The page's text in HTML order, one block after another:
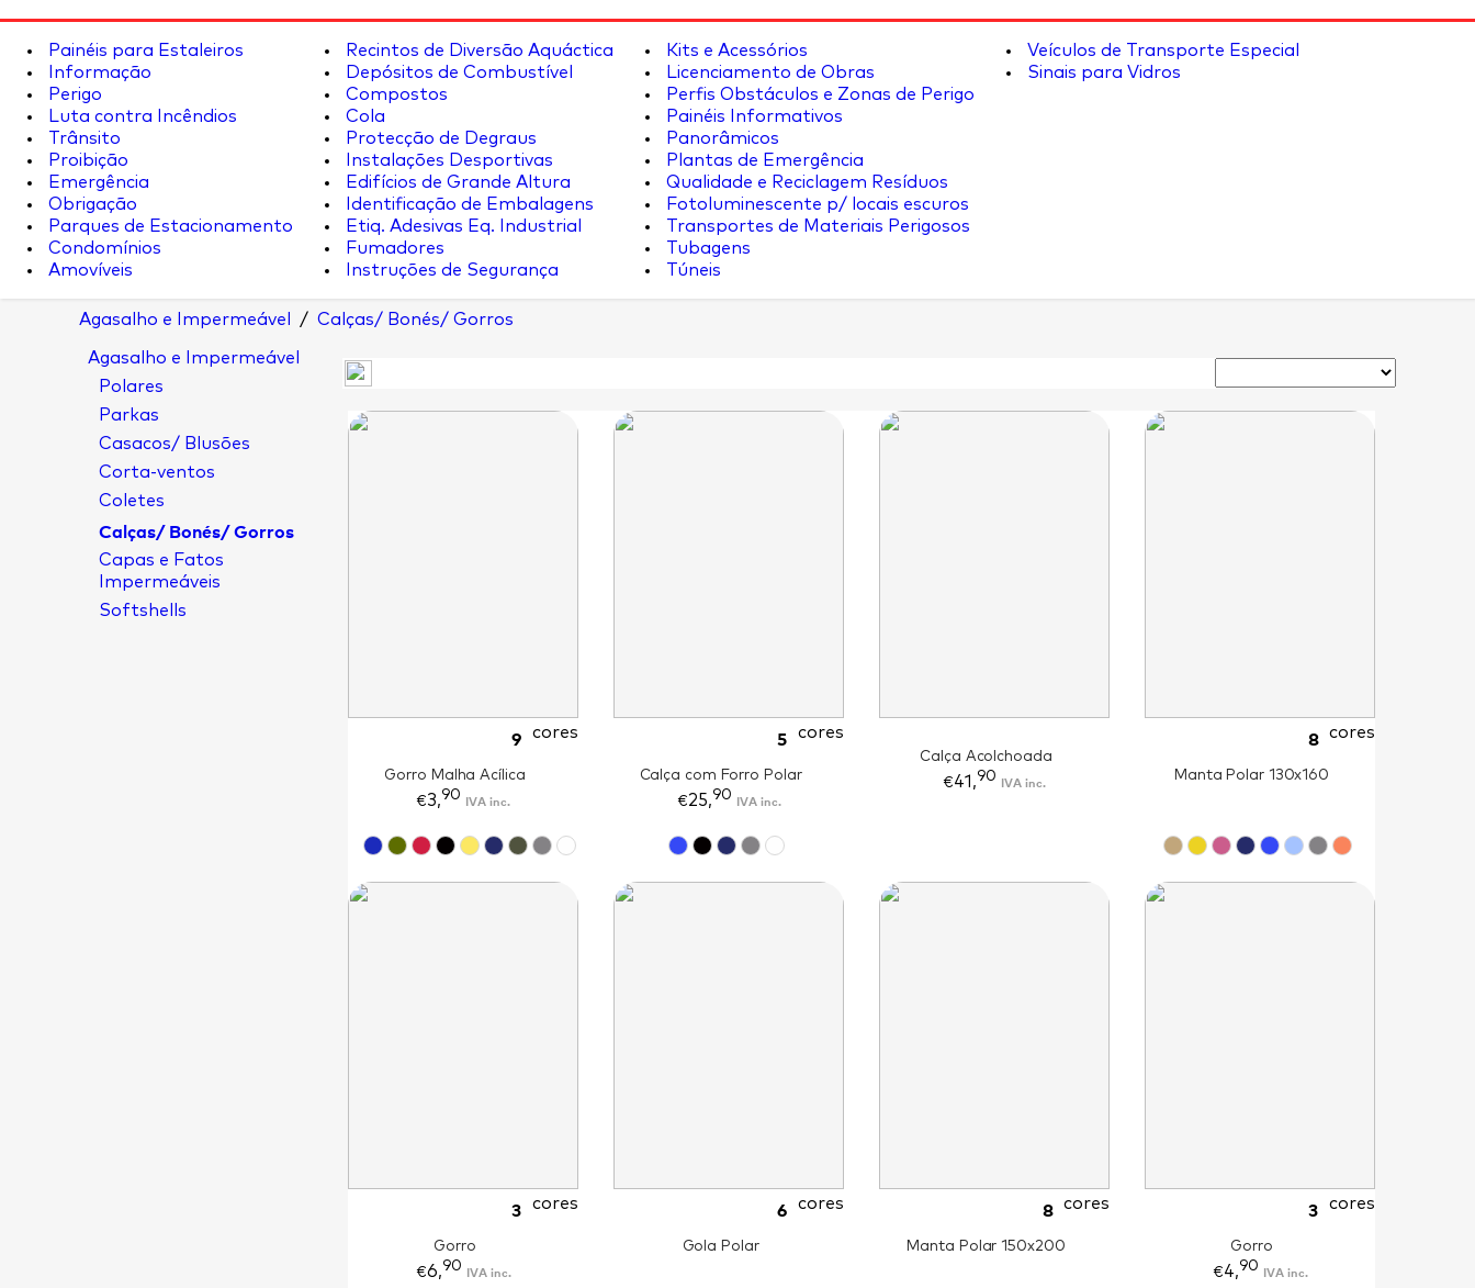
Painéis para Estaleiros
Informação
Perigo
Luta contra Incêndios
Trânsito
Proibição
Emergência
Obrigação
Parques de Estacionamento
Condomínios
Amovíveis
Recintos de Diversão Aquáctica
Depósitos de Combustível
Compostos
Cola
Protecção de Degraus
Instalações Desportivas
Edifícios de Grande Altura
Identificação de Embalagens
Etiq. Adesivas Eq. Industrial
Fumadores
Instruções de Segurança
Kits e Acessórios
Licenciamento de Obras
Perfis Obstáculos e Zonas de Perigo
Painéis Informativos
Panorâmicos
Plantas de Emergência
Qualidade e Reciclagem Resíduos
Fotoluminescente p/ locais escuros
Transportes de Materiais Perigosos
Tubagens
Túneis
Veículos de Transporte Especial
Sinais para Vidros
Agasalho e Impermeável / Calças/ Bonés/ Gorros
Agasalho e Impermeável
Polares
Parkas
Casacos/ Blusões
Corta-ventos
Coletes
Calças/ Bonés/ Gorros
Capas e Fatos
Impermeáveis
Softshells
9 cores
Gorro Malha Acílica
€3,90 IVA inc.
5 cores
Calça com Forro Polar
€25,90 IVA inc.
Calça Acolchoada
€41,90 IVA inc.
8 cores
Manta Polar 130x160
3 cores
Gorro
€6,90 IVA inc.
6 cores
Gola Polar
8 cores
Manta Polar 150x200
3 cores
Gorro
€4,90 IVA inc.